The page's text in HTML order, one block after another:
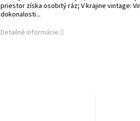
priestor získa osobitý ráz; V krajine vintage:
dokonalosti...
Detailné informácie